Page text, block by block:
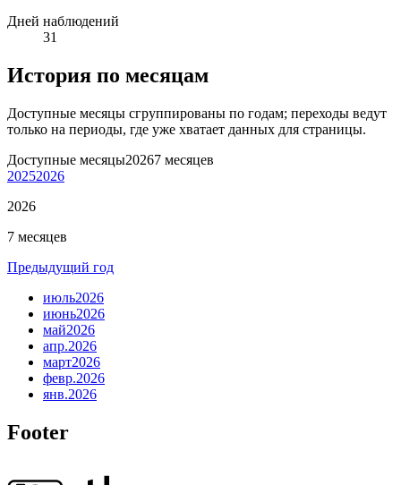
Дней наблюдений
31
История по месяцам
Доступные месяцы сгруппированы по годам; переходы ведут
только на периоды, где уже хватает данных для страницы.
Доступные месяцы20267 месяцев
20252026
2026
7 месяцев
Предыдущий год
июль2026
июнь2026
май2026
апр.2026
март2026
февр.2026
янв.2026
Footer